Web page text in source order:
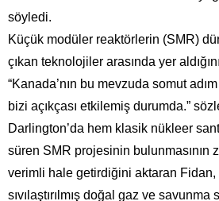
söyledi.
Küçük modüler reaktörlerin (SMR)
çıkan teknolojiler arasında yer
“Kanada’nın bu mevzuda somut
bizi açıkçası etkilemiş durumda.”
Darlington’da hem klasik nükleer
süren SMR projesinin bulunmasının
verimli hale getirdiğini aktaran Fidan,
sıvılaştırılmış doğal gaz ve